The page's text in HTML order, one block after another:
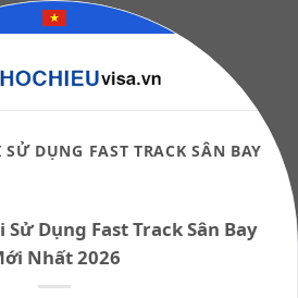
DỤNG FAST TRACK SÂN BAY
Dụng Fast Track Sân Bay
Nhất 2026